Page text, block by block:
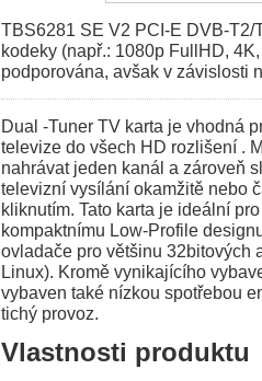
TBS6281 SE V2 PCI-E DVB-
kodeky (např.: 1080p FullHD,
podporována, avšak v závislosti
Dual -Tuner TV karta je vhodná
televize do všech HD rozlišení .
nahrávat jeden kanál a zároveň
televizní vysílání okamžitě nebo
kliknutím. Tato karta je ideální
kompaktnímu Low-Profile
ovladače pro většinu 32bitových
Linux). Kromě vynikajícího
vybaven také nízkou spotřebou
tichý provoz.
Vlastnosti produktu